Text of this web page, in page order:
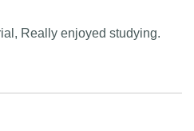
Really enjoyed studying.